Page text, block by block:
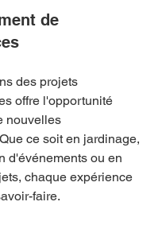
de
des projets
offre l'opportunité
nouvelles
ce soit en jardinage,
d'événements ou en
chaque expérience
faire.